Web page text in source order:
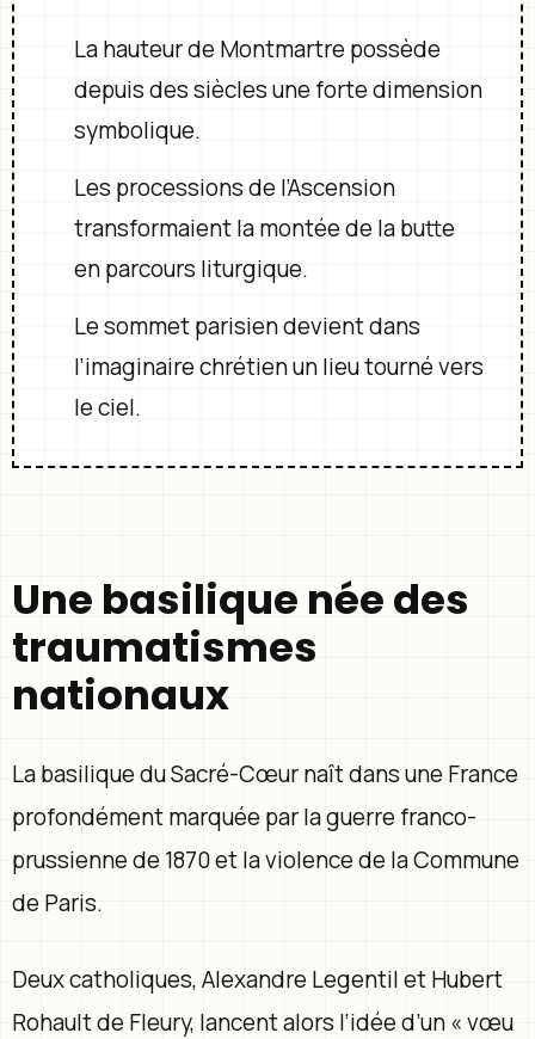
La hauteur de Montmartre possède
depuis des siècles une forte dimension
symbolique.
Les processions de l’Ascension
transformaient la montée de la butte
en parcours liturgique.
Le sommet parisien devient dans
l’imaginaire chrétien un lieu tourné vers
le ciel.
Une basilique née des
traumatismes
nationaux
La basilique du Sacré-Cœur naît dans une France
profondément marquée par la guerre franco-
prussienne de 1870 et la violence de la Commune
de Paris.
Deux catholiques, Alexandre Legentil et Hubert
Rohault de Fleury, lancent alors l’idée d’un « vœu